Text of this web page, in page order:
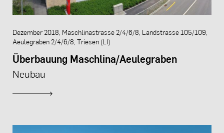
Dezember 2018, Maschlinastrasse 2/4/6/8, Landstrasse 105/109,
Aeulegraben 2/4/6/8, Triesen (LI)
Überbauung Maschlina/Aeulegraben
Neubau